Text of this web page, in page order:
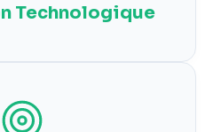
Technologique